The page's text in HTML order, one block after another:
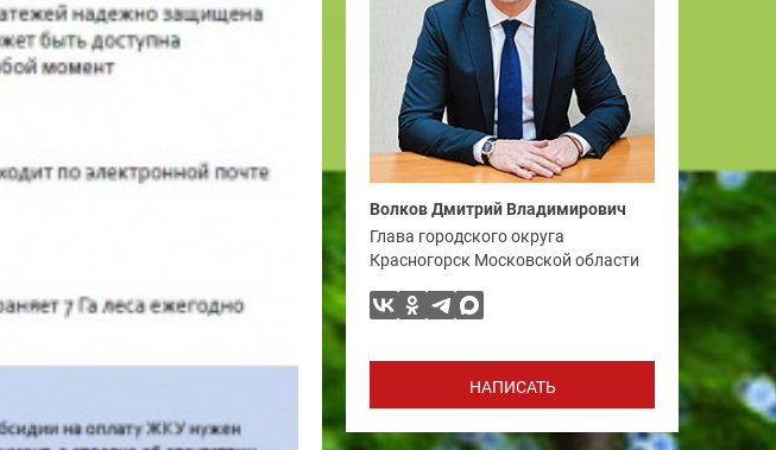
Волков Дмитрий Владимирович
Глава городского округа
Красногорск Московской области
НАПИСАТЬ